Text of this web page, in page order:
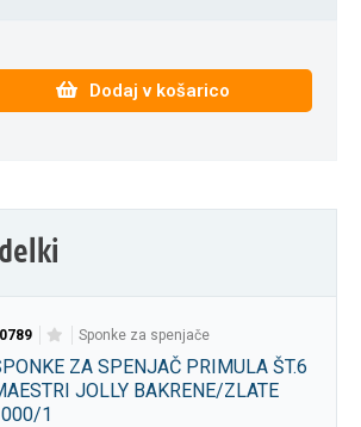
Dodaj v košarico
sponke za spenjače
ZA SPENJAČ PRIMULA ŠT.6
JOLLY BAKRENE/ZLATE
1